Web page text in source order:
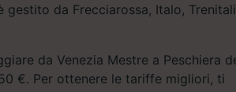
gestito da Frecciarossa, Italo,
da Venezia Mestre a Peschiera
€. Per ottenere le tariffe migliori, ti